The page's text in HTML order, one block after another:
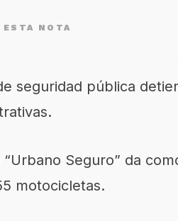
ESTA NOTA
seguridad pública
“Urbano Seguro” da
motocicletas.